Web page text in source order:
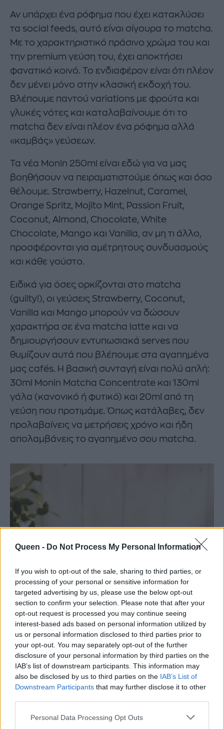
Queen - Do Not Process My Personal Information
If you wish to opt-out of the sale, sharing to third parties, or
processing of your personal or sensitive information for
targeted advertising by us, please use the below opt-out
section to confirm your selection. Please note that after your
opt-out request is processed you may continue seeing
interest-based ads based on personal information utilized by
us or personal information disclosed to third parties prior to
your opt-out. You may separately opt-out of the further
disclosure of your personal information by third parties on the
IAB’s list of downstream participants. This information may
also be disclosed by us to third parties on the IAB’s List of
Downstream Participants that may further disclose it to other
Personal Data Processing Opt Outs
Αν υπάρχει ένα ρόφημα που έχει κατακλύσει
τα social feeds, αυτό είναι σίγουρα το matcha.
Με το χαρακτηριστικό πράσινο χρώμα του και
την premium γεύση του, έχει αποκτήσει
φανατικό κοινό. Το ενδιαφέρον είναι ότι πλέον
δεν μένει μόνο στην κλασική εκδοχή του.
Βλέπουμε παντού variations με φρούτα και
γλυκές νότες και καταλαβαίνουμε ότι το
matcha δεν είναι πλέον ένα ρόφημα αλλά
«καμβάς» γεύσεων.
Τα νέα Monin 250ml είναι εδώ για να μας
βοηθήσουν να πειραματιστούμε όπως και όσο
θέλουμε. Strawberry, Hazelnut, Caramel,
Orange Spritz, Mojito Mint, Passion Fruit,
Coconut, Almond, Chocolate, White
Chocolate, Mango και Vanilla, αν μη τι άλλο,
προσφέρονται για αμέτρητους συνδυασμούς
και κάθε γούστο.
Ειδικά για όσες ορκίζονται στο matcha
(guilty!), οι γεύσεις Strawberry, Coconut,
Vanilla και Mango μπορούν να δώσουν
χαρακτήρα σε ένα matcha latte και να
δημιουργήσουν εντυπωσιακά serves που
θυμίζουν αυτά που βλέπουμε στα αγαπημένα
μας cafés. Η βασική συνταγή είναι πολύ απλή:
30ml Monin Matcha Concentrate και 130ml
γάλα (κανονικό ή φυτικό) και 20ml από τη
γεύση που προτιμάμε. Όπως κατάλαβες, δεν
προλαβαίνεις να μετρήσεις χρόνο και ήδη
απολαμβάνεις το αγαπημένο σου matcha.